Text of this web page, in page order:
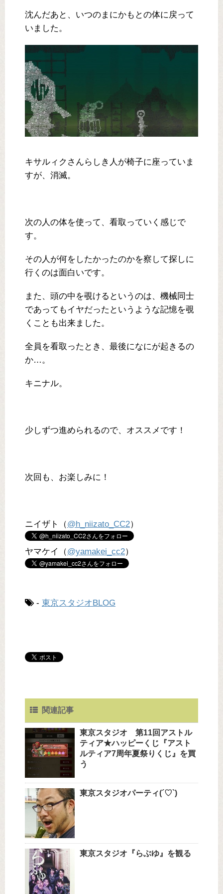
沈んだあと、いつのまにかもとの体に戻って
いました。
キサルィクさんらしき人が椅子に座っていま
すが、消滅。
次の人の体を使って、看取っていく感じで
す。
その人が何をしたかったのかを察して探しに
行くのは面白いです。
また、頭の中を覗けるというのは、機械同士
であってもイヤだったというような記憶を覗
くことも出来ました。
全員を看取ったとき、最後になにが起きるの
か…。
キニナル。
少しずつ進められるので、オススメです！
次回も、お楽しみに！
ニイザト（@h_niizato_CC2）
ヤマケイ（@yamakei_cc2）
- 東京スタジオBLOG
関連記事
東京スタジオ 第11回アストル
ティア★ハッピーくじ『アスト
ルティア7周年夏祭りくじ』を買
う
東京スタジオパーティ(´♡`)
東京スタジオ『らぶゆ』を観る